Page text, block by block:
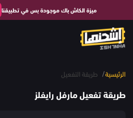
ميزة الكاش باك موجودة بس في تطبيقنا
الرئيسية/ طريقة التفعيل
طريقة تفعيل مارفل رايفلز